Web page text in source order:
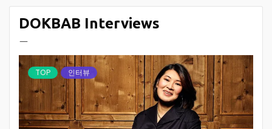
DOKBAB Interviews
ㅡ
TOP 인터뷰